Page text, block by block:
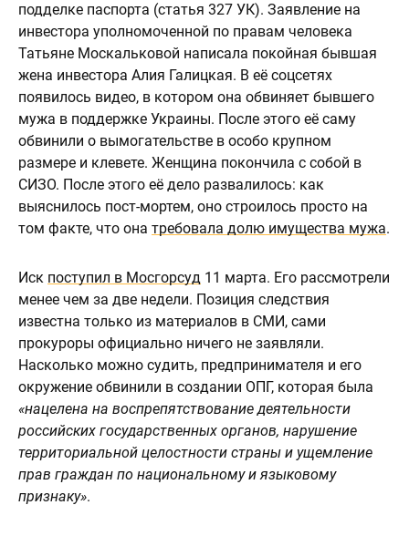
подделке паспорта (статья 327 УК). Заявление на
инвестора уполномоченной по правам человека
Татьяне Москальковой написала покойная бывшая
жена инвестора Алия Галицкая. В её соцсетях
появилось видео, в котором она обвиняет бывшего
мужа в поддержке Украины. После этого её саму
обвинили о вымогательстве в особо крупном
размере и клевете. Женщина покончила с собой в
СИЗО. После этого её дело развалилось: как
выяснилось пост-мортем, оно строилось просто на
том факте, что она требовала долю имущества мужа.
Иск поступил в Мосгорсуд 11 марта. Его рассмотрели
менее чем за две недели. Позиция следствия
известна только из материалов в СМИ, сами
прокуроры официально ничего не заявляли.
Насколько можно судить, предпринимателя и его
окружение обвинили в создании ОПГ, которая была
«нацелена на воспрепятствование деятельности
российских государственных органов, нарушение
территориальной целостности страны и ущемление
прав граждан по национальному и языковому
признаку».